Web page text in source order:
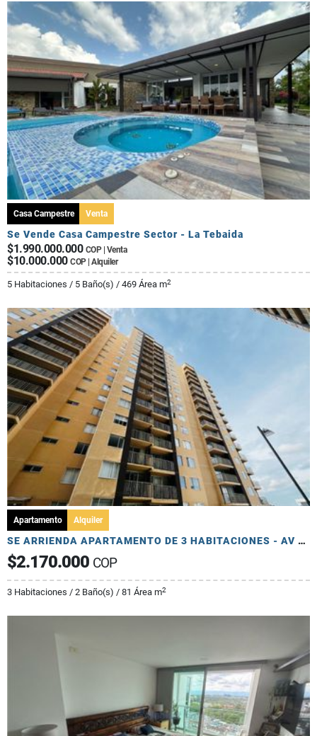
Casa Campestre Venta
Se Vende Casa Campestre Sector - La Tebaida
$1.990.000.000 COP | Venta
$10.000.000 COP | Alquiler
5 Habitaciones / 5 Baño(s) / 469 Área m2
Apartamento Alquiler
SE ARRIENDA APARTAMENTO DE 3 HABITACIONES - AV 19 NORTE
$2.170.000 COP
3 Habitaciones / 2 Baño(s) / 81 Área m2